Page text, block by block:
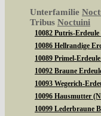
Unterfamilie
Tribus Noctuini
10082 Putris-
10086 Hellrandige
10089 Primel-
10092 Braune
10093 Wegerich-
10096 Hausmutter
10099 Lederbraune